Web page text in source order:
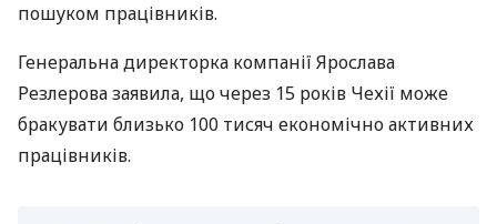
пошуком працівників.
Генеральна директорка компанії Ярослава
Резлерова заявила, що через 15 років Чехії може
бракувати близько 100 тисяч економічно активних
працівників.